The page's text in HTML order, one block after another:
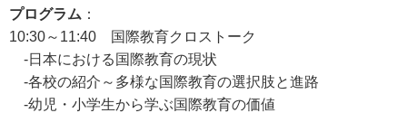
プログラム ：
10:30～11:40 国際教育クロストーク
-日本における国際教育の現状
-各校の紹介～多様な国際教育の選択肢と進路
-幼児・小学生から学ぶ国際教育の価値